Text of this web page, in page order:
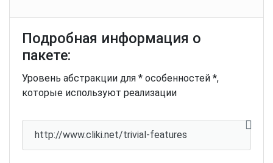
Подробная информация о
пакете:
Уровень абстракции для * особенностей *,
которые используют реализации
http://www.cliki.net/trivial-features